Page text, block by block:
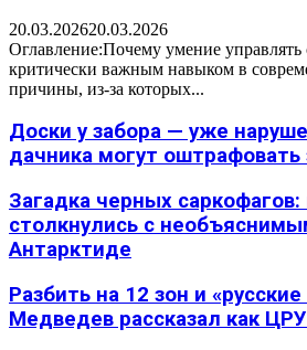
20.03.202620.03.2026
Оглавление:Почему умение
критически важным навыком в
причины, из-за которых...
Доски у забора — уже
дачника могут оштрафовать
Загадка черных
столкнулись с
Антарктиде
Разбить на 12 зон и «русские
Медведев рассказал как